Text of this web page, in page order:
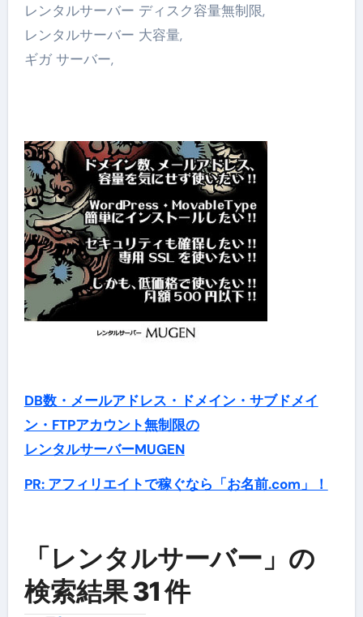
レンタルサーバー ディスク容量無制限,
レンタルサーバー 大容量,
ギガ サーバー,
DB数・メールアドレス・ドメイン・サブドメイ
ン・FTPアカウント無制限の
レンタルサーバーMUGEN
PR: アフィリエイトで稼ぐなら「お名前.com」！
「レンタルサーバー」の
検索結果 31 件